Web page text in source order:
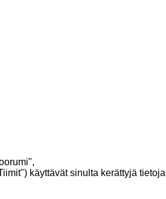
käyttävät sinulta kerättyjä tietoja